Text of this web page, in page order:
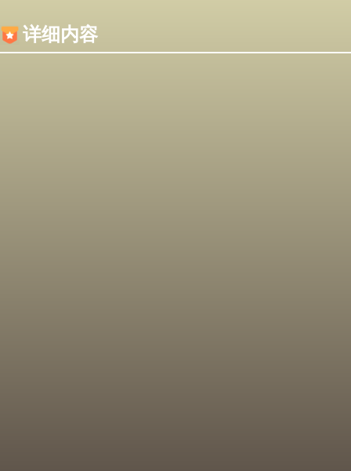
详细内容